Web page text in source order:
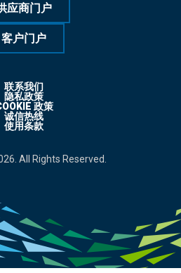
应商门户
客户门户
联系我们
隐私政策
政策
诚信热线
使用条款
All Rights Reserved.